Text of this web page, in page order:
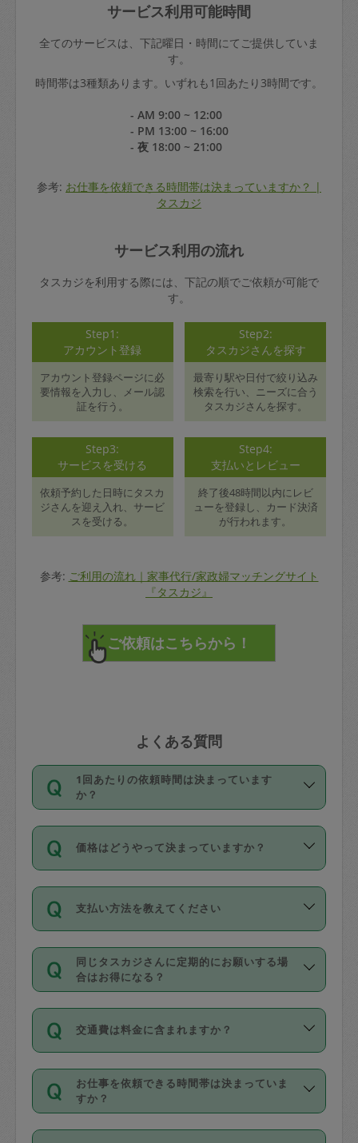
サービス利用可能時間
全てのサービスは、下記曜日・時間にてご提供していま
す。
時間帯は3種類あります。いずれも1回あたり3時間です。
- AM 9:00 ~ 12:00
- PM 13:00 ~ 16:00
- 夜 18:00 ~ 21:00
参考: お仕事を依頼できる時間帯は決まっていますか？ |
タスカジ
サービス利用の流れ
タスカジを利用する際には、下記の順でご依頼が可能で
す。
Step1:
アカウント登録
アカウント登録ページに必
要情報を入力し、メール認
証を行う。
Step2:
タスカジさんを探す
最寄り駅や日付で絞り込み
検索を行い、ニーズに合う
タスカジさんを探す。
Step3:
サービスを受ける
依頼予約した日時にタスカ
ジさんを迎え入れ、サービ
スを受ける。
Step4:
支払いとレビュー
終了後48時間以内にレビ
ューを登録し、カード決済
が行われます。
参考: ご利用の流れ｜家事代行/家政婦マッチングサイト
『タスカジ』
よくある質問
1回あたりの依頼時間は決まっています
か？
依頼1回につき3時間固定です。3時間を
超えて依頼したい場合は、延長機能をご
利用ください。機能をご利用いただくに
の上事前申請することが必要です。な
お、3時間を下回っても、値引き等はござ
いません。
価格はどうやって決まっていますか？
11種類の価格帯の中からタスカジさん自
身が価格を選んで設定しています。
タスカジさんの価格設定には最初は制限
があり、レビュー件数、レビューの平均
値、などで除々に設定可能な最高額が上
がっていく仕組みになっています。
支払い方法を教えてください
お支払方法はクレジットカード（Visa／
Master／JCB／AMERICAN EXPRESS／
Diners Club）のみとなります。
を行う際にご入力ください。プロフィー
ル登録時にはご入力いただかなくても大
丈夫です。
デビットカード・プリペイドカード（Vプ
リカ、au WALLETなど）は支払にはご利
同じタスカジさんに定期的にお願いする場
合はお得になる？
依頼には「スポット」と「定期（毎週｜
隔週）」があり、「定期」の依頼は「ス
ポット」よりお得な料金でご利用できま
す。
定期の最低利用回数は設けていない代わ
りに、一定数を超えたキャンセルは有償
交通費は料金に含まれますか？
交通費は依頼料金とは別途発生し、依頼
料金のご請求と合わせてお支払いとなり
ます。交通費の金額は「依頼の詳細」に
お仕事を依頼できる時間帯は決まっていま
すか？
時間帯は3種類あります。いずれも１回あ